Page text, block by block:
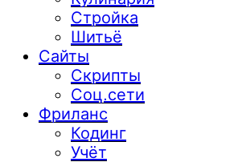
Стройка
Шитьё
Сайты
Скрипты
Соц.сети
Фриланс
Кодинг
Учёт